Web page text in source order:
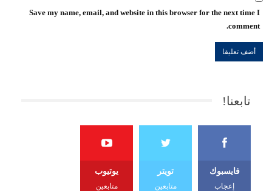
Save my name, email, and website in this browser for the next time I
comment.
تابعنا!
فايسبوك
إعجاب
تويتر
متابعين
يوتيوب
متابعين